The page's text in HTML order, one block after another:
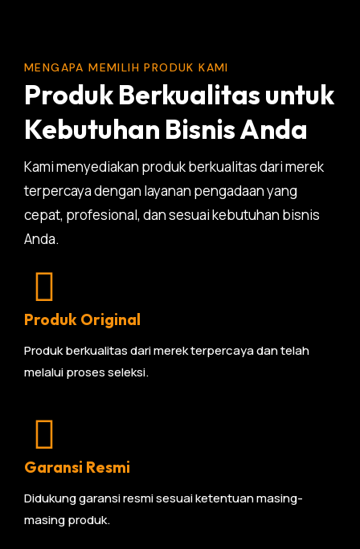
MENGAPA MEMILIH PRODUK KAMI
Produk Berkualitas untuk
Kebutuhan Bisnis Anda
Kami menyediakan produk berkualitas dari merek
terpercaya dengan layanan pengadaan yang
cepat, profesional, dan sesuai kebutuhan bisnis
Anda.
Produk Original
Produk berkualitas dari merek terpercaya dan telah
melalui proses seleksi.
Garansi Resmi
Didukung garansi resmi sesuai ketentuan masing-
masing produk.